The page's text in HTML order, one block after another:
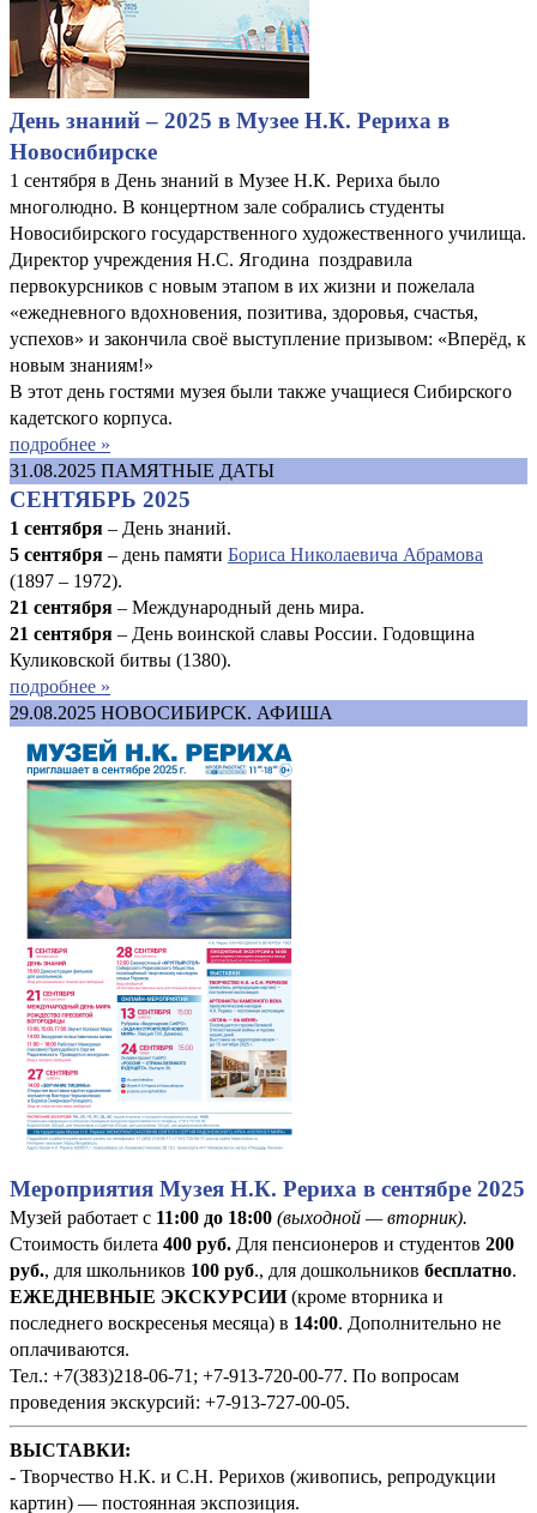
День знаний – 2025 в Музее Н.К. Рериха в
Новосибирске
1 сентября в День знаний в Музее Н.К. Рериха было
многолюдно. В концертном зале собрались студенты
Новосибирского государственного художественного училища.
Директор учреждения Н.С. Ягодина поздравила
первокурсников с новым этапом в их жизни и пожелала
«ежедневного вдохновения, позитива, здоровья, счастья,
успехов» и закончила своё выступление призывом: «Вперёд, к
новым знаниям!»
В этот день гостями музея были также учащиеся Сибирского
кадетского корпуса.
подробнее »
31.08.2025 ПАМЯТНЫЕ ДАТЫ
СЕНТЯБРЬ 2025
1 сентября – День знаний.
5 сентября – день памяти Бориса Николаевича Абрамова
(1897 – 1972).
21 сентября – Международный день мира.
21 сентября – День воинской славы России. Годовщина
Куликовской битвы (1380).
подробнее »
29.08.2025 НОВОСИБИРСК. АФИША
Мероприятия Музея Н.К. Рериха в сентябре 2025
Музей работает с 11:00 до 18:00 (выходной — вторник).
Стоимость билета 400 руб. Для пенсионеров и студентов 200
руб., для школьников 100 руб., для дошкольников бесплатно.
ЕЖЕДНЕВНЫЕ ЭКСКУРСИИ(кроме вторника и
последнего воскресенья месяца) в 14:00. Дополнительно не
оплачиваются.
Тел.: +7(383)218-06-71; +7-913-720-00-77. По вопросам
проведения экскурсий: +7-913-727-00-05.
ВЫСТАВКИ:
- Творчество Н.К. и С.Н. Рерихов (живопись, репродукции
картин) — постоянная экспозиция.